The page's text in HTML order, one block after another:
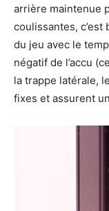
arrière maintenue
coulissantes,
du jeu avec le
négatif de l’accu
la trappe latérale,
fixes et assurent